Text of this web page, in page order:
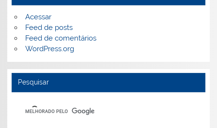
Acessar
Feed de posts
Feed de comentários
WordPress.org
Pesquisar